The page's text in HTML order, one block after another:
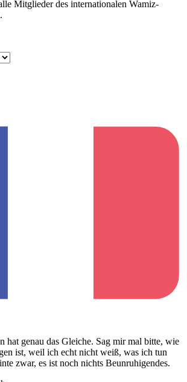
Mitglieder des internationalen Wamiz-
hat genau das Gleiche. Sag mir mal bitte, wie
ist, weil ich echt nicht weiß, was ich tun
zwar, es ist noch nichts Beunruhigendes.